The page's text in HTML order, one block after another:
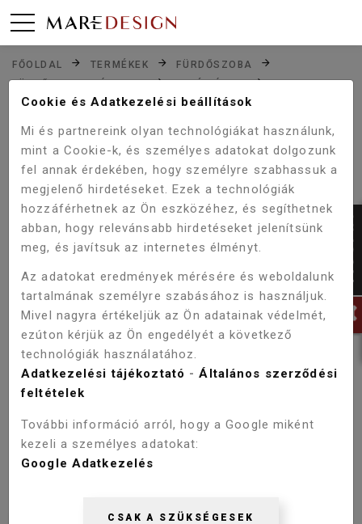
FŐOLDAL TERMÉKEK
FÜRDŐSZOBA
FÜRDŐSZOBA BÚTOROK
ALSÓ BÚTOR
WELLIS ELOIS 60 ALSÓ FÜRDŐSZOBA BÚTOR MOSDÓVAL
Cookie és Adatkezelési beállítások
Mi és partnereink olyan technológiákat használunk,
mint a Cookie-k, és személyes adatokat dolgozunk
fel annak érdekében, hogy személyre szabhassuk a
megjelenő hirdetéseket. Ezek a technológiák
hozzáférhetnek az Ön eszközéhez, és segíthetnek
abban, hogy relevánsabb hirdetéseket jelenítsünk
meg, és javítsuk az internetes élményt.
Az adatokat eredmények mérésére és weboldalunk
tartalmának személyre szabásához is használjuk.
Mivel nagyra értékeljük az Ön adatainak védelmét,
ezúton kérjük az Ön engedélyét a következő
technológiák használatához.
Adatkezelési tájékoztató -Általános szerződési
feltételek
További információ arról, hogy a Google miként
kezeli a személyes adatokat:
Google Adatkezelés
CSAK A SZÜKSÉGESEK